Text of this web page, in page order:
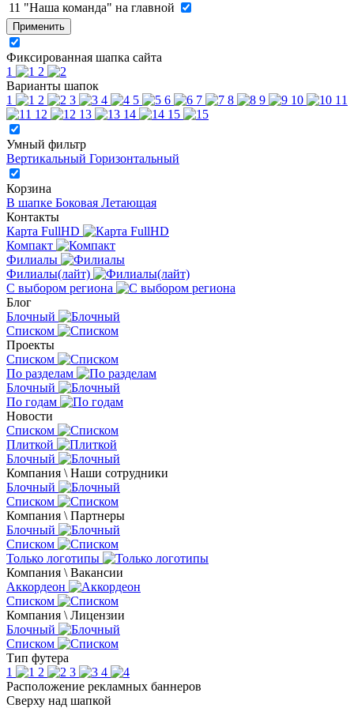
11 "Наша команда" на главной
Применить
Фиксированная шапка сайта
1
2
Варианты шапок
1
2 3 4 5 6 7 8 9 10
11
12
13 14 15
Умный фильтр
Вертикальный Горизонтальный
Корзина
В шапке Боковая Летающая
Контакты
Карта FullHD
Компакт
Филиалы
Филиалы(лайт)
С выбором региона
Блог
Блочный
Списком
Проекты
Списком
По разделам
Блочный
По годам
Новости
Списком
Плиткой
Блочный
Компания \ Наши сотрудники
Блочный
Списком
Компания \ Партнеры
Блочный
Списком
Только логотипы
Компания \ Вакансии
Аккордеон
Списком
Компания \ Лицензии
Блочный
Списком
Тип футера
1
2 3
4
Расположение рекламных баннеров
Сверху над шапкой